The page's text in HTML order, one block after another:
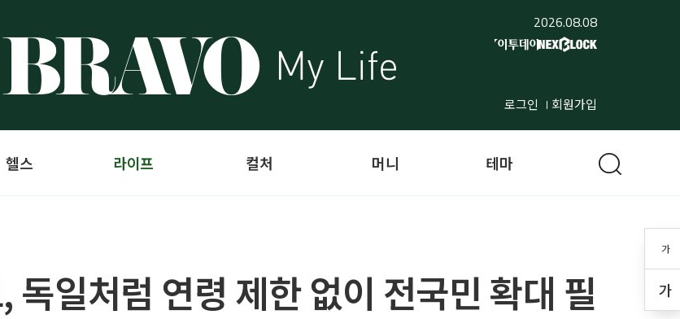
2026.08.08
로그인 회원가입
가
가
헬스 라이프 컬처 머니 테마
일처럼 연령 제한 없이 전국민 확대 필